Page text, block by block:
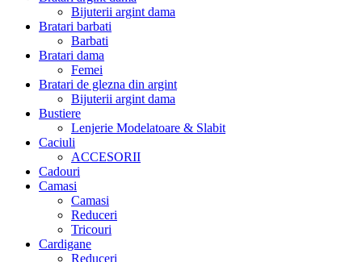
Bijuterii argint dama
Bratari barbati
Barbati
Bratari dama
Femei
Bratari de glezna din argint
Bijuterii argint dama
Bustiere
Lenjerie Modelatoare & Slabit
Caciuli
ACCESORII
Cadouri
Camasi
Camasi
Reduceri
Tricouri
Cardigane
Reduceri